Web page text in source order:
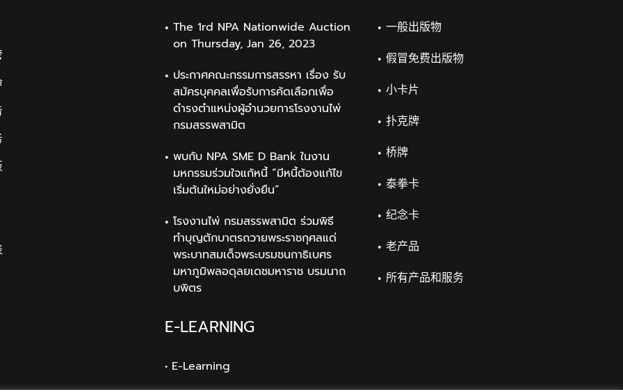
The 1rd NPA Nationwide Auction
on Thursday, Jan 26, 2023
ประกาศคณะกรรมการสรรหา เรื่อง รับ
สมัครบุคคลเพื่อรับการคัดเลือกเพื่อ
ดำรงตำแหน่งผู้อำนวยการโรงงานไพ่
กรมสรรพสามิต
พบกับ NPA SME D Bank ในงาน
มหกรรมร่วมใจแก้หนี้ “มีหนี้ต้องแก้ไข
เริ่มต้นใหม่อย่างยั่งยืน”
โรงงานไพ่ กรมสรรพสามิต ร่วมพิธี
ทำบุญตักบาตรถวายพระราชกุศลแด่
พระบาทสมเด็จพระบรมชนกาธิเบศร
มหาภูมิพลอดุลยเดชมหาราช บรมนาถ
บพิตร
E-LEARNING
• E-Learning
一般出版物
假冒免费出版物
小卡片
扑克牌
桥牌
泰拳卡
纪念卡
老产品
所有产品和服务